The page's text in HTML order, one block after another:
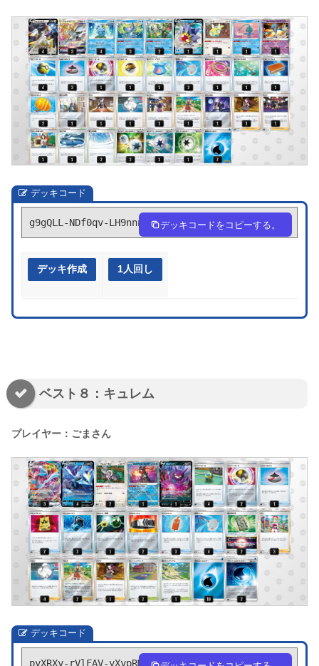
デッキコード
g9gQLL-NDf0qv-LH9nnn デッキコードをコピーする。
デッキ作成 1人回し
ベスト８：キュレム
プレイヤー：ごまさん
デッキコード
pyXRXy-rVlFAV-yXypRM